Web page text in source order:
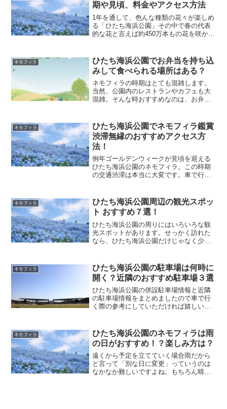
期や見頃、料金やアクセス方法
1年を通して、色んな種類の花々が楽しめ
る「ひたち海浜公園」その中で春の代表
的な花と言えば約450万本もの花を咲かせ
うに一面に敷き詰められ空と海と花が溶
け合い、青のグラデーションが最高で毎
年たくさんの観光客が訪れます。そんな
ひたち海浜公園のネモフィラの時期や見
頃、アクセス方法などの基本情報を紹介
していきます。
ネモフィラ
ひたち海浜公園でお弁当を持ち込
みして食べられる場所はある？
ネモフィラの時期はとても混雑します。
当然、公園内のレストランやカフェも大
混雑。そんな時おすすめなのは、お弁当
か、持ち物や注意点などをまとめまし
た。
ネモフィラ
ひたち海浜公園でネモフィラ鑑賞
渋滞無縁のおすすめアクセス方
法！
例年ゴールデンウィークが見頃を迎える
ひたち海浜公園のネモフィラ。この時期
の交通渋滞は本当に大変です。車で行っ
ネモフィラ
ひたち海浜公園周辺の観光スポッ
ト おすすめ７選！
ひたち海浜公園の周りにはいろいろな観
光スポットがあります。せっかく訪れた
なら、ひたち海浜公園だけじゃなく少し
るおすすめの観光スポットをご紹介しま
す！
ネモフィラ
ひたち海浜公園の駐車場は何時に
開く？近隣のおすすめ駐車場３選
ひたち海浜公園の併設駐車場情報と近隣
の駐車場情報をまとめましたので車で行
く際の参考にしていただければ嬉しいで
ネモフィラ
ひたち海浜公園のネモフィラは雨
の日がおすすめ！？楽しみ方は？
遠くから予定を立てていく場合雨だから
と言って「別な日に変更」っていうのは
なかなか難しいですよね。もちろん晴れ